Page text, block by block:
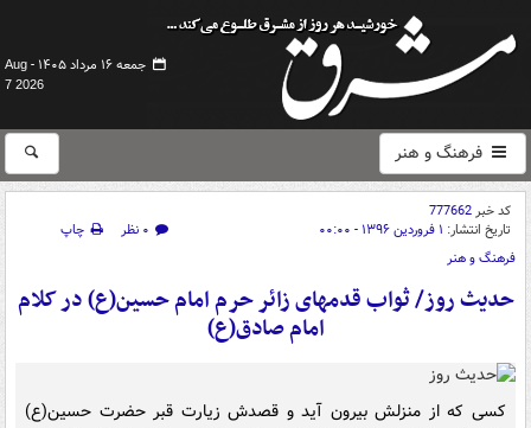
جمعه ۱۶ مرداد ۱۴۰۵ -
Aug
7 2026
فرهنگ و هنر
کد خبر777662
تاریخ انتشار: ۱ فروردین ۱۳۹۶ - ۰۰:۰۰ ۰ نظر
چاپ
فرهنگ و هنر
حدیث روز/ ثواب قدمهای زائر حرم امام حسین(ع) در کلام
امام صادق(ع)
کسی که از منزلش بیرون آید و قصدش زیارت قبر حضرت حسین(ع)